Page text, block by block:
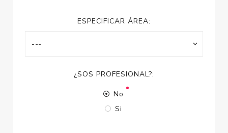
ESPECIFICAR ÁREA:
¿SOS PROFESIONAL?:
No
Si